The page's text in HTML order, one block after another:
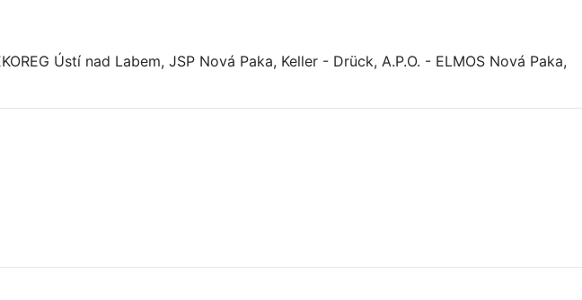
Ústí nad Labem, JSP Nová Paka, Keller - Drück, A.P.O. - ELMOS Nová Paka,